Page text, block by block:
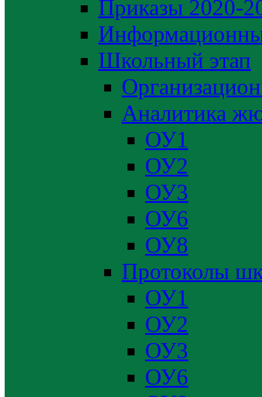
Приказы 2020-
Школьный этап
Аналитика
ОУ1
ОУ2
ОУ3
ОУ6
ОУ8
Протоколы
ОУ1
ОУ2
ОУ3
ОУ6